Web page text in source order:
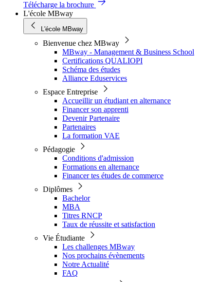
Télécharge la brochure
L'école MBway
L'école MBway
Bienvenue chez MBway
MBway - Management & Business School
Certifications QUALIOPI
Schéma des études
Alliance Eduservices
Espace Entreprise
Accueillir un étudiant en alternance
Financer son apprenti
Devenir Partenaire
Partenaires
La formation VAE
Pédagogie
Conditions d'admission
Formations en alternance
Financer tes études de commerce
Diplômes
Bachelor
MBA
Titres RNCP
Taux de réussite et satisfaction
Vie Étudiante
Les challenges MBway
Nos prochains évènements
Notre Actualité
FAQ